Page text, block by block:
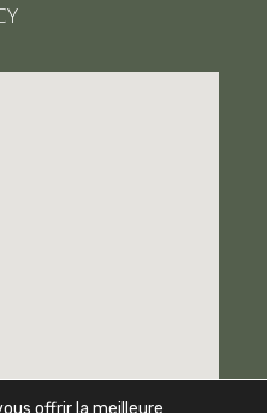
offrir la meilleure